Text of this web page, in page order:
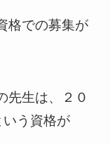
格での募集が
先生は、２０
いう資格が